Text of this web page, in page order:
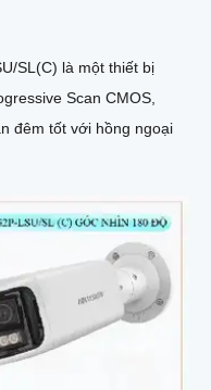
SL(C) là một thiết bị
đêm tốt với hồng ngoại